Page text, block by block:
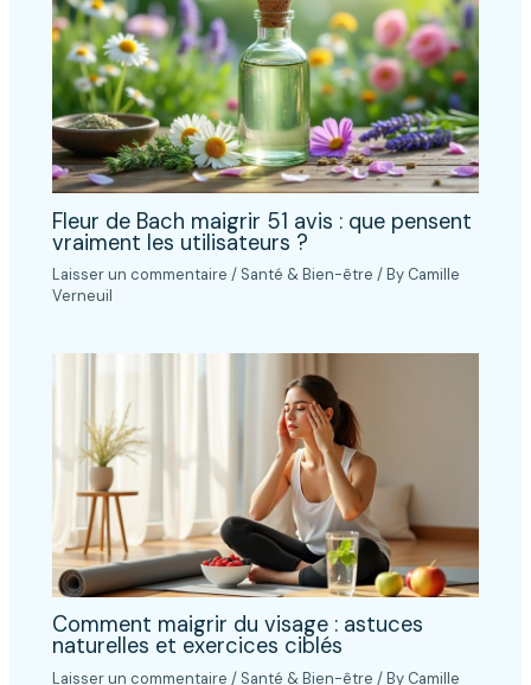
Fleur de Bach maigrir 51 avis : que pensent
vraiment les utilisateurs ?
Laisser un commentaire / Santé & Bien-être / By Camille
Verneuil
Comment maigrir du visage : astuces
naturelles et exercices ciblés
Laisser un commentaire / Santé & Bien-être / By Camille